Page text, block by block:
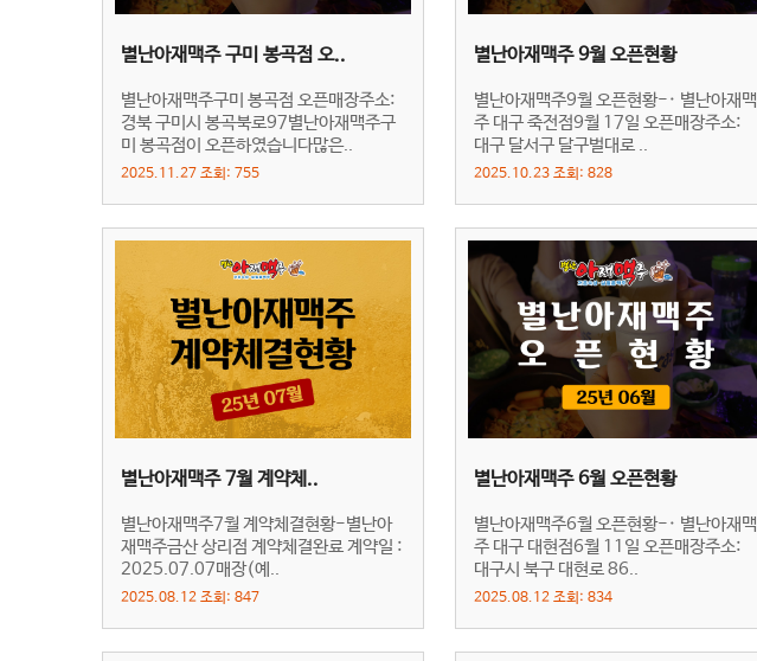
별난아재맥주 구미 봉곡점 오..
별난아재맥주구미 봉곡점 오픈매장주소:
경북 구미시 봉곡북로97별난아재맥주구
미 봉곡점이 오픈하였습니다많은..
2025.11.27 조회: 755
별난아재맥주 9월 오픈현황
별난아재맥주9월 오픈현황-· 별난아재맥
주 대구 죽전점9월 17일 오픈매장주소:
대구 달서구 달구벌대로 ..
2025.10.23 조회: 828
별난아재맥주 7월 계약체..
별난아재맥주7월 계약체결현황-별난아
재맥주금산 상리점 계약체결완료 계약일 :
2025.07.07매장(예..
2025.08.12 조회: 847
별난아재맥주 6월 오픈현황
별난아재맥주6월 오픈현황-· 별난아재맥
주 대구 대현점6월 11일 오픈매장주소:
대구시 북구 대현로 86..
2025.08.12 조회: 834